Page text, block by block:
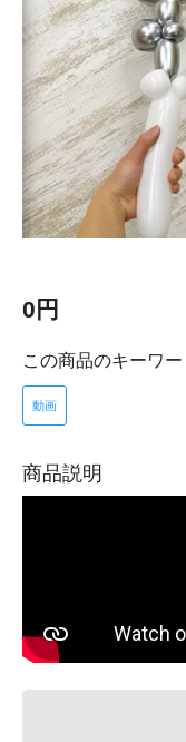
0円
この商品のキーワー
動画
商品説明